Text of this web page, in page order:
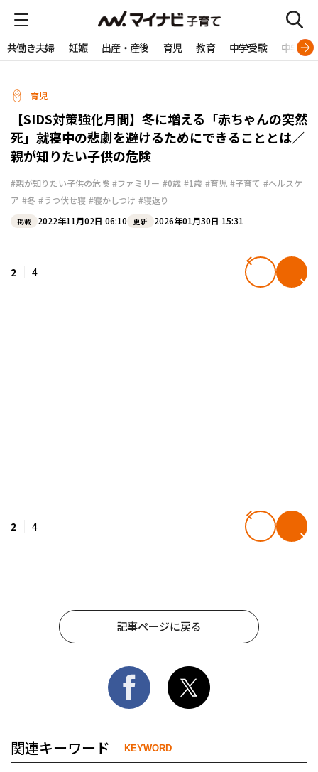
共働き夫婦 妊娠 出産・産後 育児 教育 中学受験 中学生
育児
【SIDS対策強化月間】冬に増える「赤ちゃんの突然
死」就寝中の悲劇を避けるためにできることとは／
親が知りたい子供の危険
#親が知りたい子供の危険 #ファミリー #0歳 #1歳 #育児 #子育て #ヘルスケ
ア #冬 #うつ伏せ寝 #寝かしつけ #寝返り
掲載 2022年11月02日 06:10 更新 2026年01月30日 15:31
2 4
2 4
記事ページに戻る
関連キーワード KEYWORD